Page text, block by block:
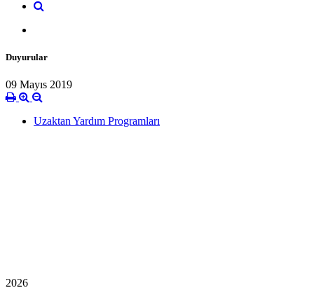
Duyurular
09 Mayıs 2019
Uzaktan Yardım Programları
2026